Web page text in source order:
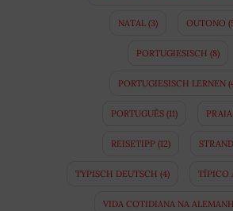
NATAL(3) OUTONO
PORTUGIESISCH (8)
PORTUGIESISCH LERNEN
PORTUGUÊS (11) PRAIA
REISETIPP(12) STRAND
TYPISCH DEUTSCH (4) TÍPICO
VIDA COTIDIANA NA